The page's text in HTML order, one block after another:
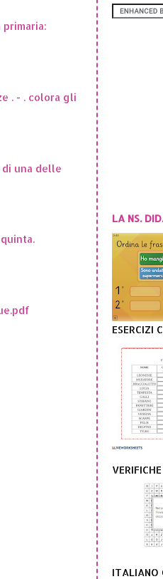
. - . colora gli
di una delle
LA NS.
ESERCIZI
ITALIANO